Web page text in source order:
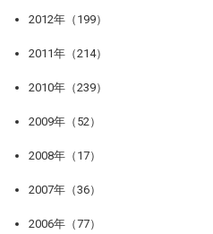
2012年（199）
2011年（214）
2010年（239）
2009年（52）
2008年（17）
2007年（36）
2006年（77）